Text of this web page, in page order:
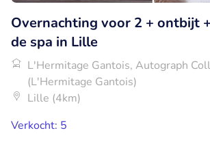
Overnachting voor 2 + ontbijt
de spa in Lille
L'Hermitage Gantois, Autograph
(L'Hermitage Gantois)
Lille (4km)
Verkocht: 5